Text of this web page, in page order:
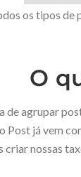
os tipos de
O
de agrupar
Post já vem
criar nossas